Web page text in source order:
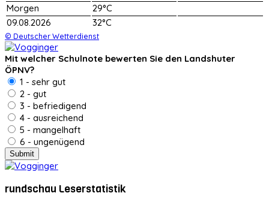
Morgen
29°C
09.08.2026
32°C
© Deutscher Wetterdienst
Mit welcher Schulnote bewerten Sie den Landshuter
ÖPNV?
1 - sehr gut
2 - gut
3 - befriedigend
4 - ausreichend
5 - mangelhaft
6 - ungenügend
rundschau Leserstatistik